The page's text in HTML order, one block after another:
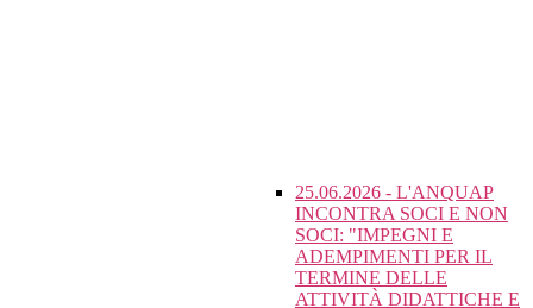
25.06.2026 - L'ANQUAP
INCONTRA SOCI E NON
SOCI: "IMPEGNI E
ADEMPIMENTI PER IL
TERMINE DELLE
ATTIVITÀ DIDATTICHE E